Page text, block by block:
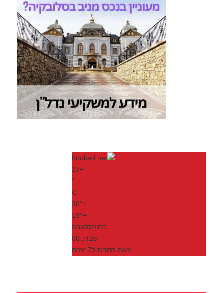
+
27
°
C
+
30°
+
19°
ברטיסלאבה
שבת, 08
ראה תחזית ל7 ימים